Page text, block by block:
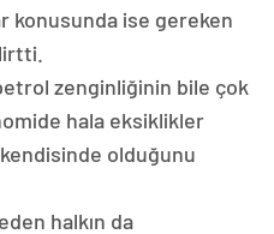
konusunda ise gereken
zenginliğinin bile çok
hala eksiklikler
kendisinde olduğunu
halkın da